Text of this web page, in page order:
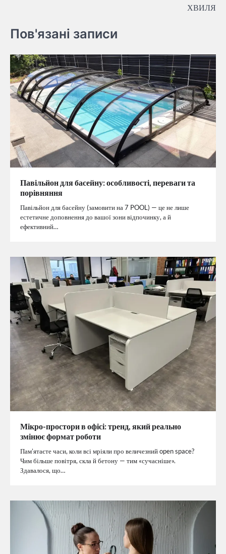
ХВИЛЯ
Пов'язані записи
Павільйон для басейну: особливості, переваги та
порівняння
Павільйон для басейну (замовити на 7 POOL) — це не лише
естетичне доповнення до вашої зони відпочинку, а й
ефективний…
Мікро-простори в офісі: тренд, який реально
змінює формат роботи
Пам’ятаєте часи, коли всі мріяли про величезний open space?
Чим більше повітря, скла й бетону — тим «сучасніше».
Здавалося, що…